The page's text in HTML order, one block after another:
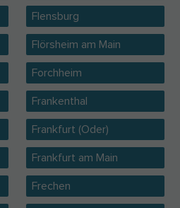
Flensburg
Flörsheim am Main
Forchheim
Frankenthal
Frankfurt (Oder)
Frankfurt am Main
Frechen